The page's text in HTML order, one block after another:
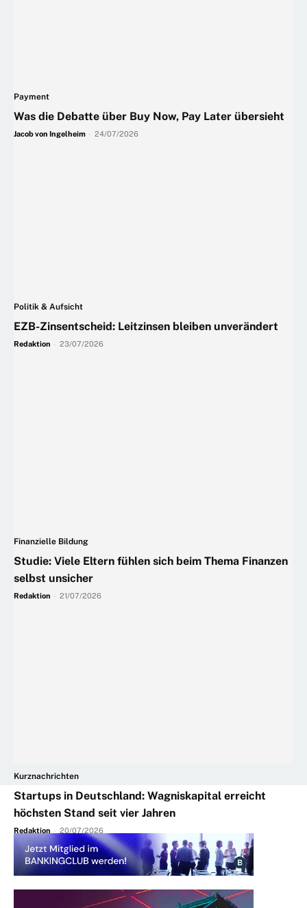
Payment
Was die Debatte über Buy Now, Pay Later übersieht
Jacob von Ingelheim 24/07/2026
Politik & Aufsicht
EZB-Zinsentscheid: Leitzinsen bleiben unverändert
Redaktion 23/07/2026
Finanzielle Bildung
Studie: Viele Eltern fühlen sich beim Thema Finanzen
selbst unsicher
Redaktion 21/07/2026
Kurznachrichten
Startups in Deutschland: Wagniskapital erreicht
höchsten Stand seit vier Jahren
Redaktion - 20/07/2026